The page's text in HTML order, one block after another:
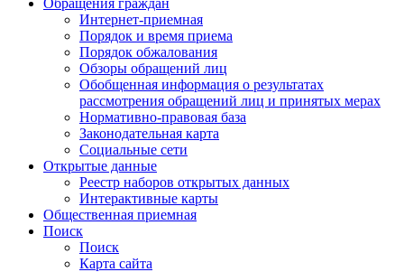
Обращения граждан
Интернет-приемная
Порядок и время приема
Порядок обжалования
Обзоры обращений лиц
Обобщенная информация о результатах
рассмотрения обращений лиц и принятых мерах
Нормативно-правовая база
Законодательная карта
Социальные сети
Открытые данные
Реестр наборов открытых данных
Интерактивные карты
Общественная приемная
Поиск
Поиск
Карта сайта